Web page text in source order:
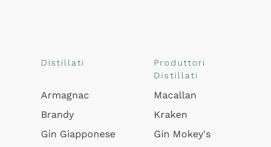
Distillati
Armagnac
Brandy
Gin Giapponese
Produttori
Distillati
Macallan
Kraken
Gin Mokey's